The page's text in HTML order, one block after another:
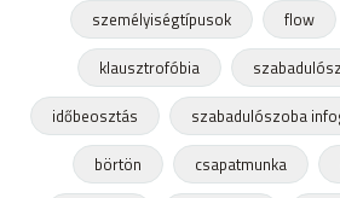
személyiségtípusok
flow
klausztrofóbia
időbeosztás
szabadulószoba
börtön
csapatmunka